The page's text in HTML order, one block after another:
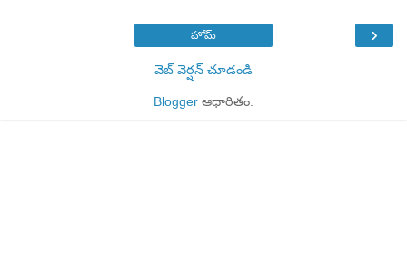
›
హోమ్
వెబ్ వెర్షన్‌ చూడండి
Blogger ఆధారితం.